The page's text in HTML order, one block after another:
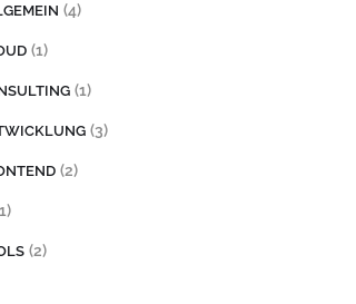
(4)
(1)
(1)
(3)
(2)
(2)